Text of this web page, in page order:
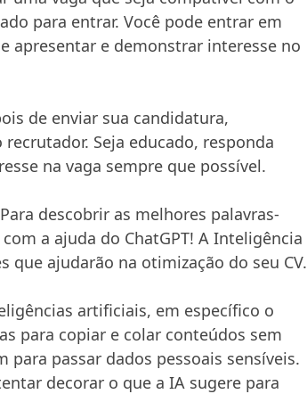
para entrar. Você pode entrar em
apresentar e demonstrar interesse no
de enviar sua candidatura,
Seja educado, responda
na vaga sempre que possível.
Para descobrir as melhores palavras-
a ajuda do ChatGPT! A Inteligência
que ajudarão na otimização do seu CV.
artificiais, em específico o
para copiar e colar conteúdos sem
para passar dados pessoais sensíveis.
decorar o que a IA sugere para